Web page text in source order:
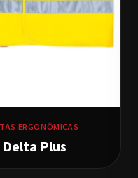
ERGONÔMICAS
Plus